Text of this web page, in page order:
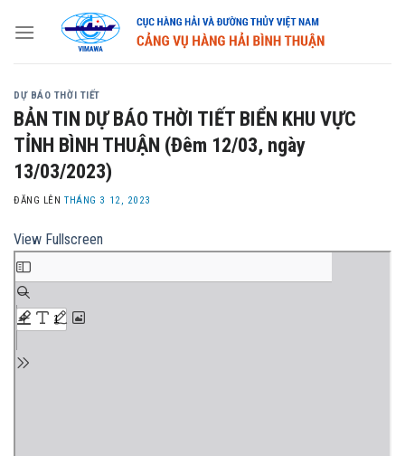
DỰ BÁO THỜI TIẾT
BẢN TIN DỰ BÁO THỜI TIẾT BIỂN KHU VỰC
TỈNH BÌNH THUẬN (Đêm 12/03, ngày
13/03/2023)
ĐĂNG LÊNTHÁNG 3 12, 2023
View Fullscreen